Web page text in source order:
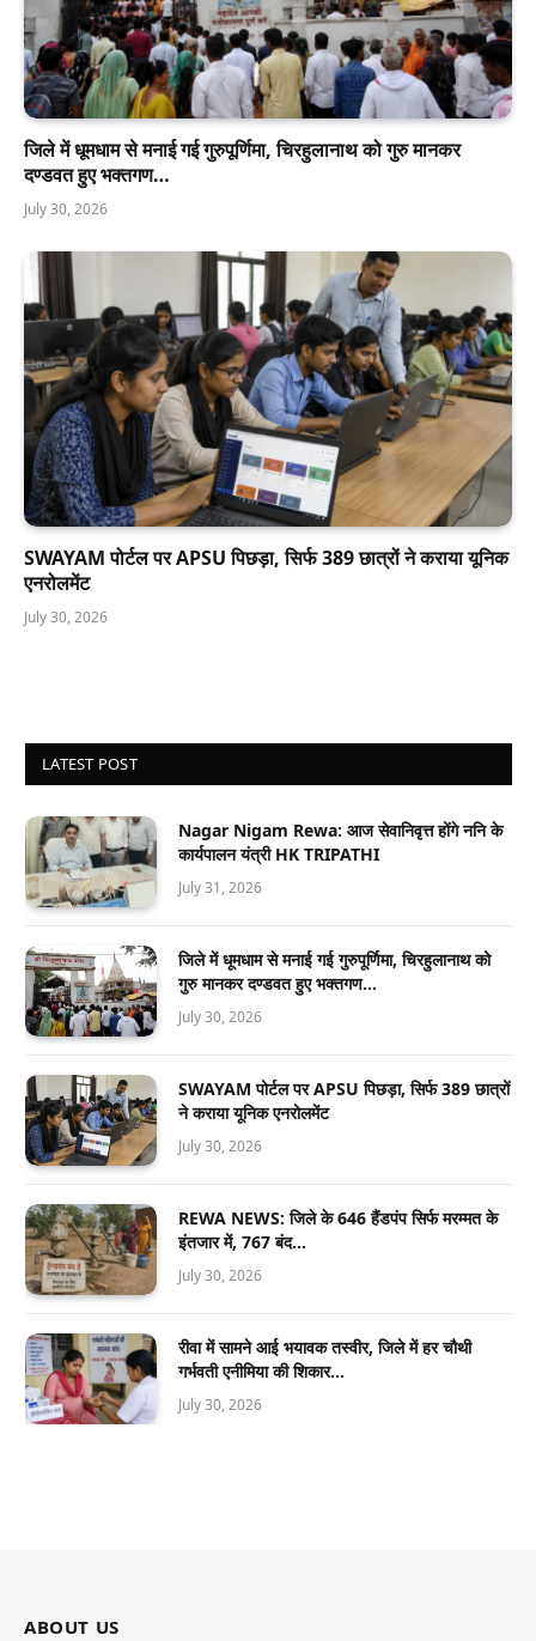
जिले में धूमधाम से मनाई गई गुरुपूर्णिमा, चिरहुलानाथ को गुरु मानकर
दण्डवत हुए भक्तगण…
July 30, 2026
SWAYAM पोर्टल पर APSU पिछड़ा, सिर्फ 389 छात्रों ने कराया यूनिक
एनरोलमेंट
July 30, 2026
LATEST POST
Nagar Nigam Rewa: आज सेवानिवृत्त होंगे ननि के
कार्यपालन यंत्री HK TRIPATHI
July 31, 2026
जिले में धूमधाम से मनाई गई गुरुपूर्णिमा, चिरहुलानाथ को
गुरु मानकर दण्डवत हुए भक्तगण…
July 30, 2026
SWAYAM पोर्टल पर APSU पिछड़ा, सिर्फ 389 छात्रों
ने कराया यूनिक एनरोलमेंट
July 30, 2026
REWA NEWS: जिले के 646 हैंडपंप सिर्फ मरम्मत के
इंतजार में, 767 बंद…
July 30, 2026
रीवा में सामने आई भयावक तस्वीर, जिले में हर चौथी
गर्भवती एनीमिया की शिकार…
July 30, 2026
ABOUT US